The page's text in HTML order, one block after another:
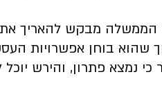
הממשלה מבקש להאריך
שהוא בוחן אפשרויות
מתברר כי נמצא פתרון, והירש